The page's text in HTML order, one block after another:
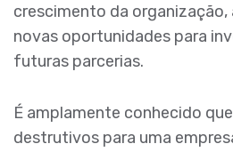
crescimento da organização,
novas oportunidades para
futuras parcerias.
É amplamente conhecido
destrutivos para uma